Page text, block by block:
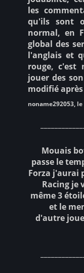
les
qu'ils sont
normal, en
global des
l'anglais et
rouge, c'est
jouer des
modifié
noname292053,
Mouais
passe le
Forza j'aurai
Racing je
même 3
et le
d'autre